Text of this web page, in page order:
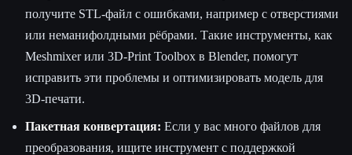
получите STL-файл с ошибками, например с отверстиями
или неманифолдными рёбрами. Такие инструменты, как
Meshmixer или 3D-Print Toolbox в Blender, помогут
исправить эти проблемы и оптимизировать модель для
3D-печати.
Пакетная конвертация: Если у вас много файлов для
преобразования, ищите инструмент с поддержкой